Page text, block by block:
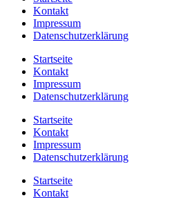
Kontakt
Impressum
Datenschutzerklärung
Startseite
Kontakt
Impressum
Datenschutzerklärung
Startseite
Kontakt
Impressum
Datenschutzerklärung
Startseite
Kontakt